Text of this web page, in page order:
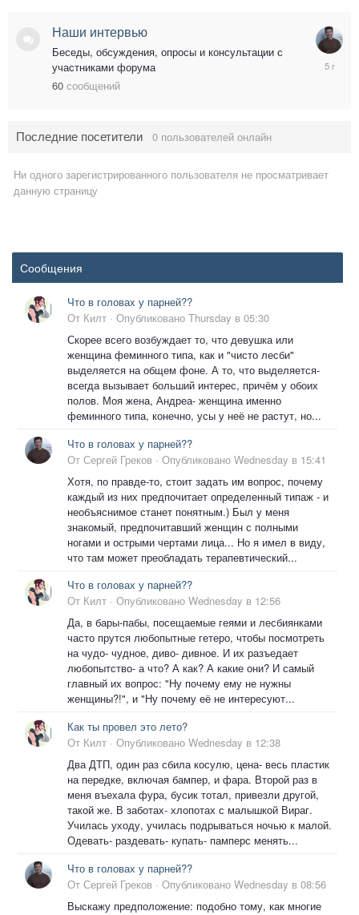
Наши интервью
Беседы, обсуждения, опросы и консультации с
участниками форума
60 сообщений
11
августа,
Последние посетители 0 пользователей онлайн
Ни одного зарегистрированного пользователя не просматривает
данную страницу
Сообщения
Что в головах у парней??
От Килт · Опубликовано Thursday в 05:30
Скорее всего возбуждает то, что девушка или
женщина феминного типа, как и "чисто лесби"
выделяется на общем фоне. А то, что выделяется-
всегда вызывает больший интерес, причём у обоих
полов. Моя жена, Андреа- женщина именно
феминного типа, конечно, усы у неё не растут, но...
Что в головах у парней??
От Сергей Греков · Опубликовано Wednesday в 15:41
Хотя, по правде-то, стоит задать им вопрос, почему
каждый из них предпочитает определенный типаж - и
необъяснимое станет понятным.) Был у меня
знакомый, предпочитавший женщин с полными
ногами и острыми чертами лица... Но я имел в виду,
что там может преобладать терапевтический...
Что в головах у парней??
От Килт · Опубликовано Wednesday в 12:56
Да, в бары-пабы, посещаемые геями и лесбиянками
часто прутся любопытные гетеро, чтобы посмотреть
на чудо- чудное, диво- дивное. И их разъедает
любопытство- а что? А как? А какие они? И самый
главный их вопрос: "Ну почему ему не нужны
женщины?!", и "Ну почему её не интересуют...
Как ты провел это лето?
От Килт · Опубликовано Wednesday в 12:38
Два ДТП, один раз сбила косулю, цена- весь пластик
на передке, включая бампер, и фара. Второй раз в
меня въехала фура, бусик тотал, привезли другой,
такой же. В заботах- хлопотах с малышкой Вираг.
Училась уходу, училась подрываться ночью к малой.
Одевать- раздевать- купать- памперс менять...
Что в головах у парней??
От Сергей Греков · Опубликовано Wednesday в 08:56
Выскажу предположение: подобно тому, как многие